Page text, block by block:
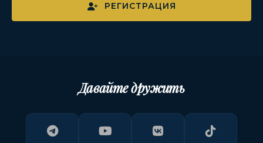
РЕГИСТРАЦИЯ
Давайте дружить